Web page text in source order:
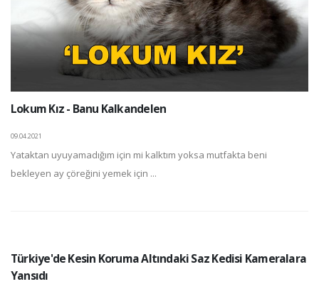
Lokum Kız - Banu Kalkandelen
09.04.2021
Yataktan uyuyamadığım için mi kalktım yoksa mutfakta beni
bekleyen ay çöreğini yemek için ...
Türkiye'de Kesin Koruma Altındaki Saz Kedisi Kameralara
Yansıdı